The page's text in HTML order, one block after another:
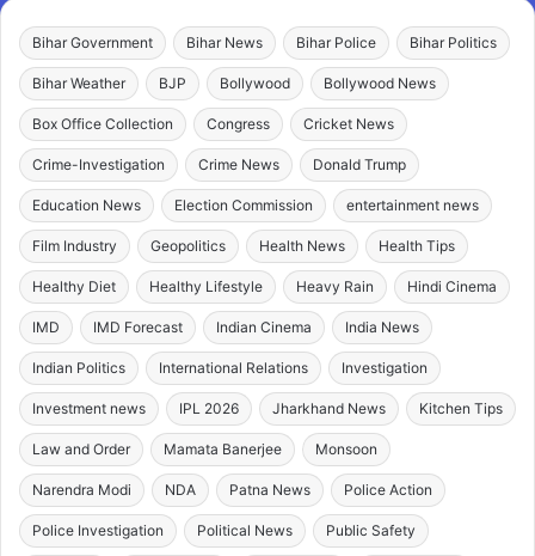
Bihar Government Bihar News Bihar Police Bihar Politics
Bihar Weather BJP Bollywood Bollywood News
Box Office Collection Congress Cricket News
Crime-Investigation Crime News Donald Trump
Education News Election Commission entertainment news
Film Industry Geopolitics Health News Health Tips
Healthy Diet Healthy Lifestyle Heavy Rain Hindi Cinema
IMD IMD Forecast Indian Cinema India News
Indian Politics International Relations Investigation
Investment news IPL 2026 Jharkhand News Kitchen Tips
Law and Order Mamata Banerjee Monsoon
Narendra Modi NDA Patna News Police Action
Police Investigation Political News Public Safety